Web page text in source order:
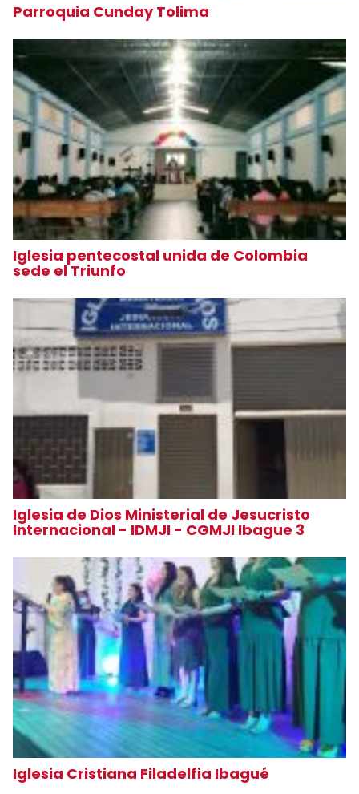
Parroquia Cunday Tolima
Iglesia pentecostal unida de Colombia
sede el Triunfo
Iglesia de Dios Ministerial de Jesucristo
Internacional - IDMJI - CGMJI Ibague 3
Iglesia Cristiana Filadelfia Ibagué